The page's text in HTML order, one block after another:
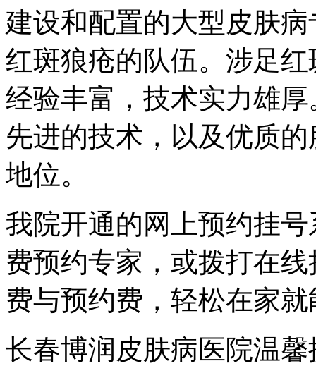
建设和配置的大型皮肤
红斑狼疮的队伍。涉足
经验丰富，技术实力雄
先进的技术，以及优质
地位。
我院开通的网上预约挂
费预约专家，或拨打在
费与预约费，轻松在家
长春博润皮肤病医院温